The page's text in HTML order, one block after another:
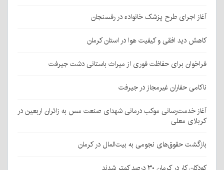
آغاز اجرای طرح پزشک خانواده در رفسنجان
کاهش دید افقی و کیفیت هوا در استان کرمان
فراخوان برای حفاظت فوری از میراث باستانی دشت جیرفت
ناکامی حفاران غیرمجاز در جیرفت
آغاز خدمت‌رسانی موکب درمانی شهدای صنعت مس به زائران اربعین در
کربلای معلی
بازگشت حقوق‌های نجومی به بیت‌المال در کرمان